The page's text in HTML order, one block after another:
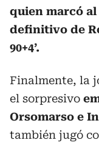
quien marcó al
definitivo de
90+4’.
Finalmente, la
el sorpresivo
Orsomarso e
también jugó